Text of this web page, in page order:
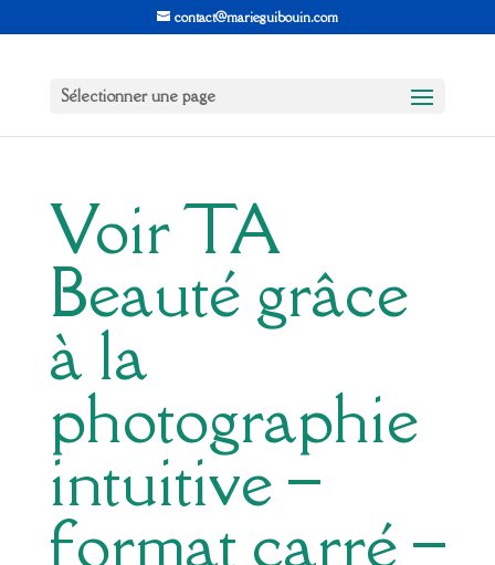
contact@marieguibouin.com
Sélectionner une page
Voir TA
Beauté grâce
à la
photographie
intuitive –
format carré –